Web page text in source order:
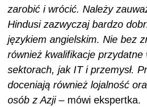
zarobić i wrócić. Należy
Hindusi zazwyczaj bardzo
językiem angielskim. Nie bez
również kwalifikacje przydatne
sektorach, jak IT i przemysł.
doceniają również lojalność
osób z Azji – mówi ekspertka.